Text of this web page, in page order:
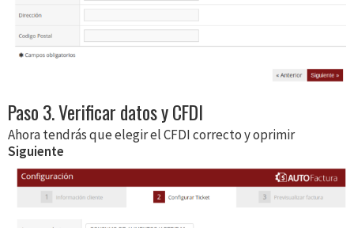
Paso 3. Verificar datos y CFDI
Ahora tendrás que elegir el CFDI correcto y oprimir
Siguiente